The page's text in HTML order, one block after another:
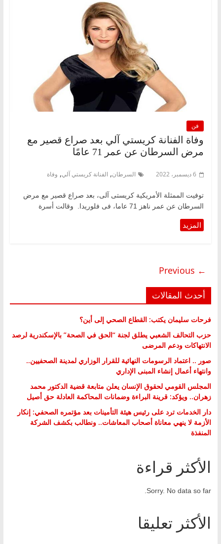
فن
وفاة الفنانة كريستي آلي بعد صراع قصير مع
مرض السرطان عن عمر 71 عامًا
6 ديسمبر، 2022 السرطان, الفنانة كريستي آلي, وفاة
توفيت الممثلة الأمريكية كريستى آلى، بعد صراع قصير مع مرض
السرطان عن عمر ناهز 71 عاما، فى فلوريدا. وقالت أسرة
← Previous
أحدث المقالات
فرحات سليمان يكتب: القطاع الصحي إلى أين؟
حزب التحالف الشعبي يطلق لجنة “الحق في الصحة” بالإسكندرية لرصد
الانتهاكات ودعم المرضى
صور .. اعتماد الرسومات النهائية للقرار الوزاري لمدينة الصحفيين..
وانتهاء أعمال إنشاء المبنى الإداري
المجلس القومي لحقوق الإنسان يعلن متابعة قضية الدكتور محمد
زهران.. ويؤكد: قرينة البراءة وضمانات المحاكمة العادلة حق أصيل
دار الخدمات ترد على رئيس هيئة التأمينات بعد مؤتمره الصحفي: إنكار
الأزمة لا ينهي معاناة أصحاب المعاشات.. ونطالب بكشف الشركة
المنفذة
الأكثر قراءة
Sorry. No data so far.
الأكثر تعليقا